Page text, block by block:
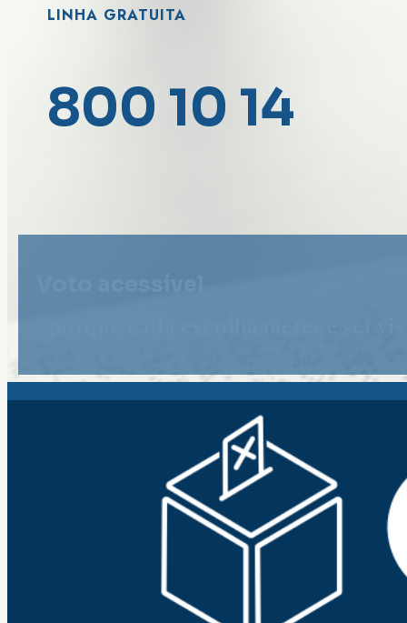
LINHA GRATUITA
800 10 14